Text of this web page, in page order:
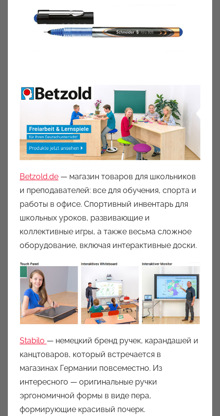
Betzold.de — магазин товаров для школьников
и преподавателей: все для обучения, спорта и
работы в офисе. Спортивный инвентарь для
школьных уроков, развивающие и
коллективные игры, а также весьма сложное
оборудование, включая интерактивные доски.
Stabilo — немецкий бренд ручек, карандашей и
канцтоваров, который встречается в
магазинах Германии повсеместно. Из
интересного — оригинальные ручки
эргономичной формы в виде пера,
формирующие красивый почерк.